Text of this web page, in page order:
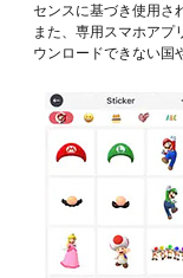
センスに基づき使用さ
また、専用スマホア
ウンロードできない国